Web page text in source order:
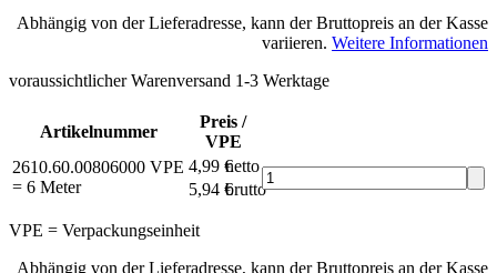
Abhängig von der Lieferadresse, kann der Bruttopreis an der Kasse
variieren. Weitere Informationen
voraussichtlicher Warenversand 1-3 Werktage
Artikelnummer
Preis /
VPE
2610.60.00806000 VPE
= 6 Meter
4,99 €netto
5,94 €brutto*
VPE = Verpackungseinheit
Abhängig von der Lieferadresse, kann der Bruttopreis an der Kasse